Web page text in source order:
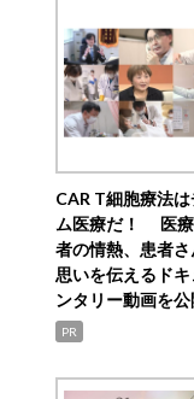
CAR T細胞療法
ム医療だ！ 医
者の情熱、患者
思いを伝えるドキ
ンタリー動画を公
PR